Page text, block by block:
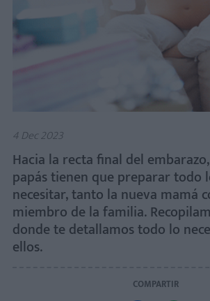
4 Dec 2023
Hacia la recta final del
papás tienen que preparar todo
necesitar, tanto la nueva mamá
miembro de la familia.
donde te detallamos todo lo
ellos.
COMPARTIR